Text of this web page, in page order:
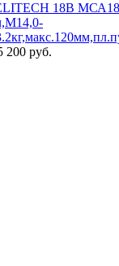
18В
200 руб.